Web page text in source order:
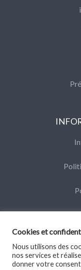
Cookies et
Nous utilisons des
nos services et
donner votre